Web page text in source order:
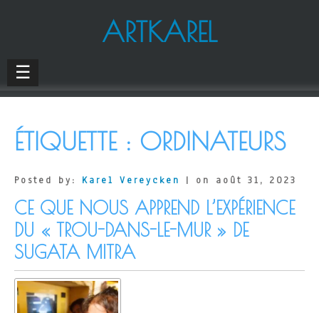
ARTKAREL
☰
ÉTIQUETTE : ORDINATEURS
Posted by: Karel Vereycken | on août 31, 2023
CE QUE NOUS APPREND L’EXPÉRIENCE
DU « TROU-DANS-LE-MUR » DE
SUGATA MITRA